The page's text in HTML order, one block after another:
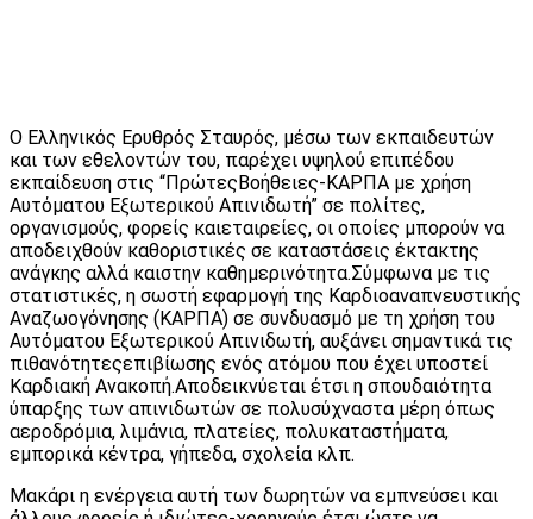
Ο Ελληνικός Ερυθρός Σταυρός, μέσω των εκπαιδευτών
και των εθελοντών του, παρέχει υψηλού επιπέδου
εκπαίδευση στις “ΠρώτεςΒοήθειες-ΚΑΡΠΑ με χρήση
Αυτόματου Εξωτερικού Απινιδωτή” σε πολίτες,
οργανισμούς, φορείς καιεταιρείες, οι οποίες μπορούν να
αποδειχθούν καθοριστικές σε καταστάσεις έκτακτης
ανάγκης αλλά καιστην καθημερινότητα.Σύμφωνα με τις
στατιστικές, η σωστή εφαρμογή της Καρδιοαναπνευστικής
Αναζωογόνησης (ΚΑΡΠΑ) σε συνδυασμό με τη χρήση του
Αυτόματου Εξωτερικού Απινιδωτή, αυξάνει σημαντικά τις
πιθανότητεςεπιβίωσης ενός ατόμου που έχει υποστεί
Καρδιακή Ανακοπή.Αποδεικνύεται έτσι η σπουδαιότητα
ύπαρξης των απινιδωτών σε πολυσύχναστα μέρη όπως
αεροδρόμια, λιμάνια, πλατείες, πολυκαταστήματα,
εμπορικά κέντρα, γήπεδα, σχολεία κλπ.
Μακάρι η ενέργεια αυτή των δωρητών να εμπνεύσει και